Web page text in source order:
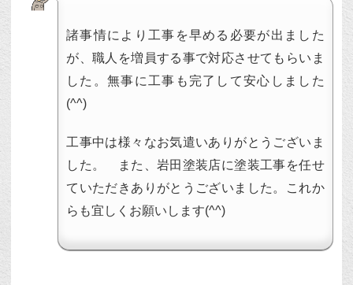
諸事情により工事を早める必要が出ました
が、職人を増員する事で対応させてもらいま
した。無事に工事も完了して安心しました
(^^)
工事中は様々なお気遣いありがとうございま
した。 また、岩田塗装店に塗装工事を任せ
ていただきありがとうございました。これか
らも宜しくお願いします(^^)